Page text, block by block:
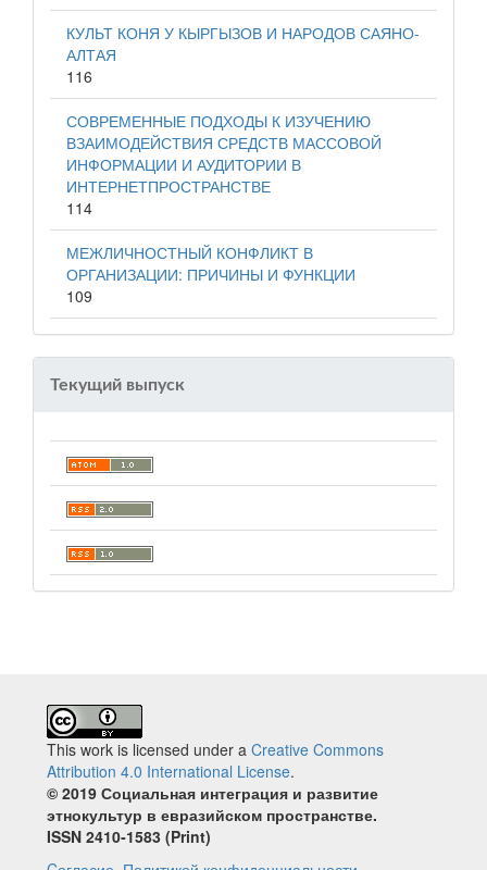
КУЛЬТ КОНЯ У КЫРГЫЗОВ И НАРОДОВ САЯНО-
АЛТАЯ
116
СОВРЕМЕННЫЕ ПОДХОДЫ К ИЗУЧЕНИЮ
ВЗАИМОДЕЙСТВИЯ СРЕДСТВ МАССОВОЙ
ИНФОРМАЦИИ И АУДИТОРИИ В
ИНТЕРНЕТПРОСТРАНСТВЕ
114
МЕЖЛИЧНОСТНЫЙ КОНФЛИКТ В
ОРГАНИЗАЦИИ: ПРИЧИНЫ И ФУНКЦИИ
109
Текущий выпуск
This work is licensed under a Creative Commons
Attribution 4.0 International License.
© 2019 Социальная интеграция и развитие
этнокультур в евразийском пространстве.
ISSN 2410‐1583 (Print)